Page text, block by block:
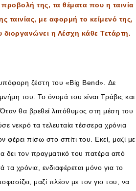
της, τα θέματα που η ταινία
ταινίας, με αφορμή το κείμενό της,
η Λέσχη κάθε Τετάρτη.
ζέστη του «Big Bend». Δε
του. Το όνομά του είναι Τράβις και
θα βρεθεί λιπόθυμος στη μέση του
νεκρό τα τελευταία τέσσερα χρόνια
φέρει πίσω στο σπίτι του. Εκεί, μαζί με
δει τον πραγματικό του πατέρα από
τα χρόνια, ενδιαφέρεται μόνο για το
μαζί πλέον με τον γιο του, να